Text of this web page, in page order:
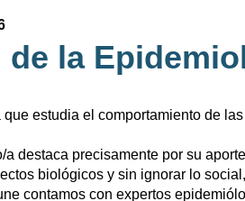
la
estudia el comportamiento de
a destaca precisamente por su
biológicos y sin ignorar lo
contamos con expertos